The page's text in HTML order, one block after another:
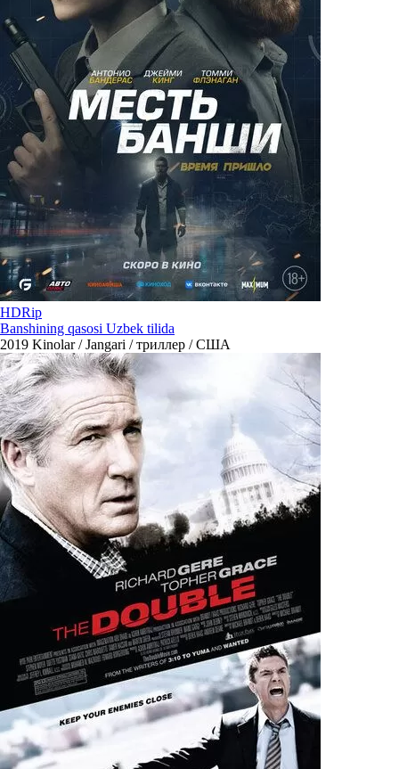
HDRip
Banshining qasosi Uzbek tilida
2019 Kinolar / Jangari / триллер / США